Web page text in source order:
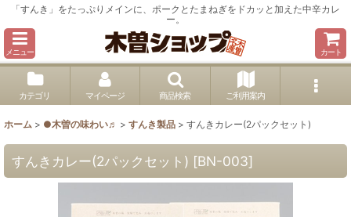
「すんき」をたっぷりメインに、ポークとたまねぎをドカッと加えた中辛カレ
ー。
メニュー カート
カテゴリ マイページ 商品検索 ご利用案内
ホーム > ●木曽の味わい♬ > すんき製品 > すんきカレー(2パックセット)
すんきカレー(2パックセット) [BN-003]